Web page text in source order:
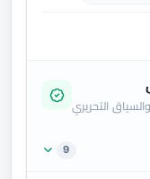
التحريري
9